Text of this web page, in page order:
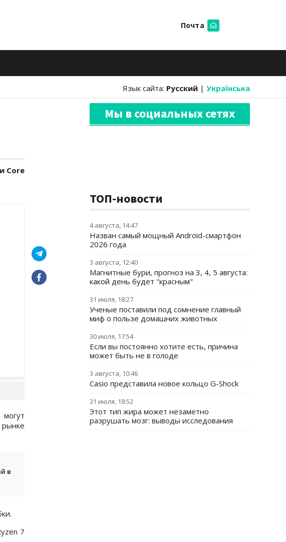
Почта
Язык сайта: Русский | Українська
Core
в
7
Мы в социальных сетях
ТОП-новости
4 августа, 14:47
Назван самый мощный Android-смартфон
2026 года
3 августа, 12:40
Магнитные бури, прогноз на 3, 4, 5 августа:
какой день будет "красным"
31 июля, 18:27
Ученые поставили под сомнение главный
миф о пользе домашних животных
30 июля, 17:54
Если вы постоянно хотите есть, причина
может быть не в голоде
3 августа, 10:46
Casio представила новое кольцо G-Shock
31 июля, 18:52
Этот тип жира может незаметно
разрушать мозг: выводы исследования